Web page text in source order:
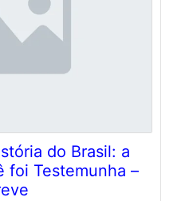
do Brasil: a
foi Testemunha –